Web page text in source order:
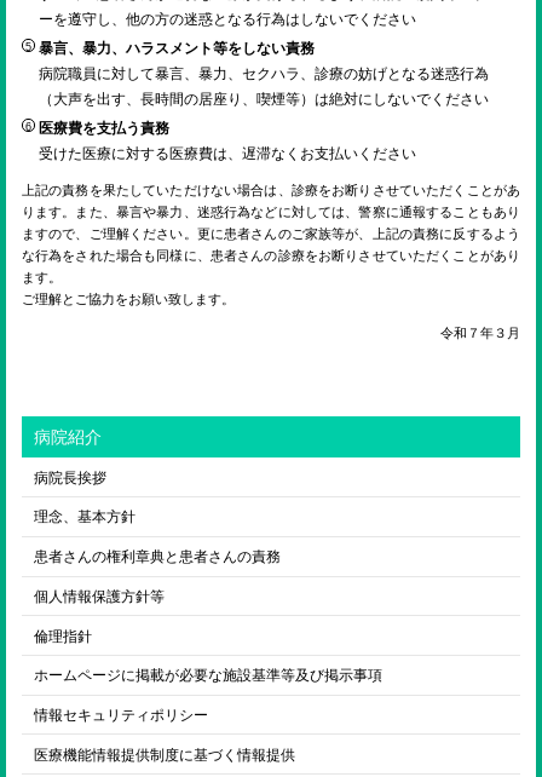
ーを遵守し、他の方の迷惑となる行為はしないでください
暴言、暴力、ハラスメント等をしない責務
病院職員に対して暴言、暴力、セクハラ、診療の妨げとなる迷惑行為
（大声を出す、長時間の居座り、喫煙等）は絶対にしないでください
医療費を支払う責務
受けた医療に対する医療費は、遅滞なくお支払いください
上記の責務を果たしていただけない場合は、診療をお断りさせていただくことがあ
ります。また、暴言や暴力、迷惑行為などに対しては、警察に通報することもあり
ますので、ご理解ください。更に患者さんのご家族等が、上記の責務に反するよう
な行為をされた場合も同様に、患者さんの診療をお断りさせていただくことがあり
ます。
ご理解とご協力をお願い致します。
令和７年３月
病院紹介
病院長挨拶
理念、基本方針
患者さんの権利章典と患者さんの責務
個人情報保護方針等
倫理指針
ホームページに掲載が必要な施設基準等及び掲示事項
情報セキュリティポリシー
医療機能情報提供制度に基づく情報提供